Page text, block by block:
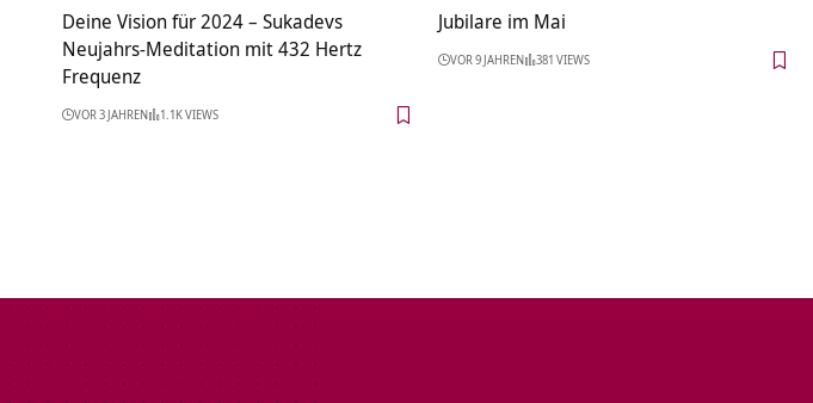
Deine Vision für 2024 – Sukadevs
Neujahrs-Meditation mit 432 Hertz
Frequenz
VOR 3 JAHREN 1.1K VIEWS
Jubilare im Mai
VOR 9 JAHREN 381 VIEWS